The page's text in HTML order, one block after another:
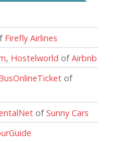
Firefly Airlines
, Hostelworld ofAirbnb
of
ofSunny Cars